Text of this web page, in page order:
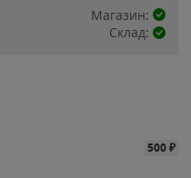
Магазин:
Склад:
500₽